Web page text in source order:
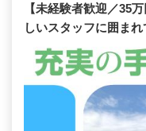
【未経験者歓迎／35
しいスタッフに囲まれ